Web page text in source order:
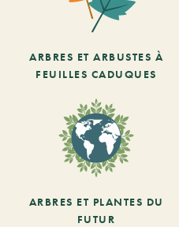
ARBRES ET ARBUSTES À
FEUILLES CADUQUES
ARBRES ET PLANTES DU
FUTUR